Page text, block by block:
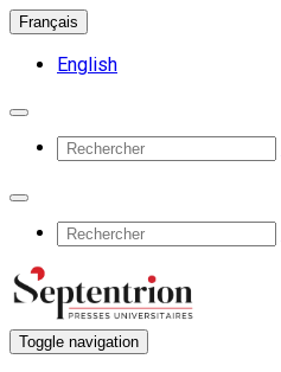
Français
English
Toggle navigation